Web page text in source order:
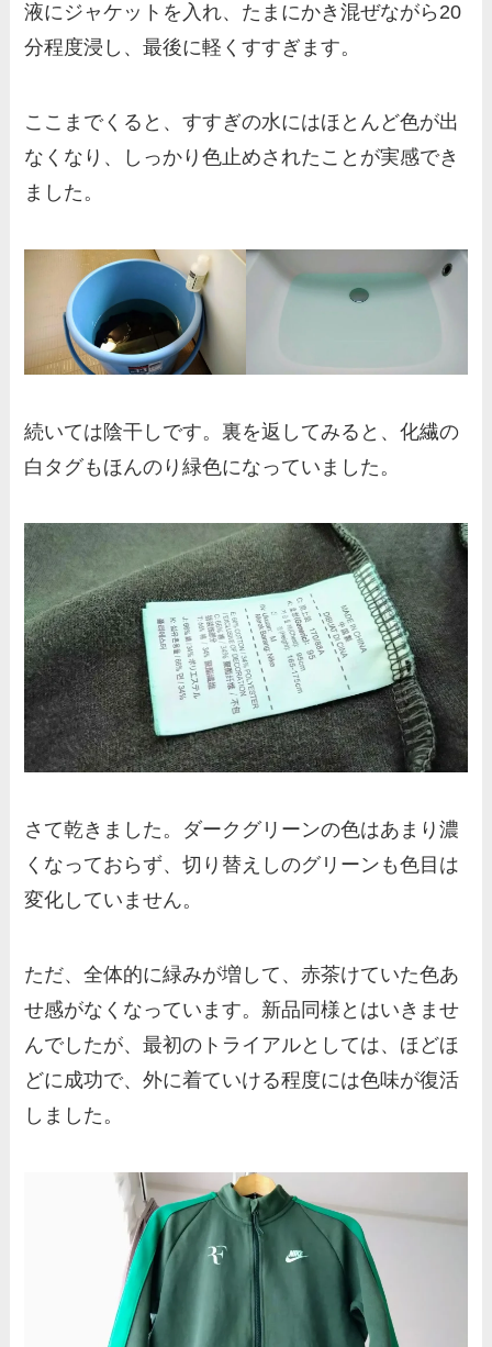
液にジャケットを入れ、たまにかき混ぜながら20
分程度浸し、最後に軽くすすぎます。
ここまでくると、すすぎの水にはほとんど色が出
なくなり、しっかり色止めされたことが実感でき
ました。
続いては陰干しです。裏を返してみると、化繊の
白タグもほんのり緑色になっていました。
さて乾きました。ダークグリーンの色はあまり濃
くなっておらず、切り替えしのグリーンも色目は
変化していません。
ただ、全体的に緑みが増して、赤茶けていた色あ
せ感がなくなっています。新品同様とはいきませ
んでしたが、最初のトライアルとしては、ほどほ
どに成功で、外に着ていける程度には色味が復活
しました。